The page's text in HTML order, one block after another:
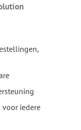
voor iedere